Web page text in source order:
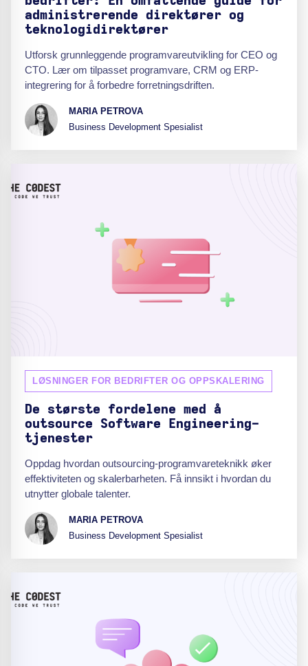
administrerende direktører og
teknologidirektører
Utforsk grunnleggende programvareutvikling for CEO og
CTO. Lær om tilpasset programvare, CRM og ERP-
integrering for å forbedre forretningsdriften.
MARIA PETROVA
Business Development Spesialist
LØSNINGER FOR BEDRIFTER OG OPPSKALERING
De største fordelene med å
outsource Software Engineering-
tjenester
Oppdag hvordan outsourcing-programvareteknikk øker
effektiviteten og skalerbarheten. Få innsikt i hvordan du
utnytter globale talenter.
MARIA PETROVA
Business Development Spesialist